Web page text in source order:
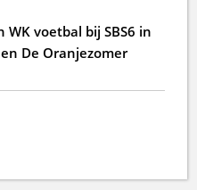
voetbal bij SBS6 in
De Oranjezomer